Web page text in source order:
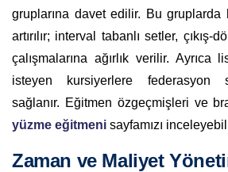
gruplarına davet edilir. Bu gruplarda
artırılır; interval tabanlı setler, çıkış-
çalışmalarına ağırlık verilir. Ayrıca
isteyen kursiyerlere federasyon
sağlanır. Eğitmen özgeçmişleri ve
yüzme eğitmeni sayfamızı
Zaman ve Maliyet